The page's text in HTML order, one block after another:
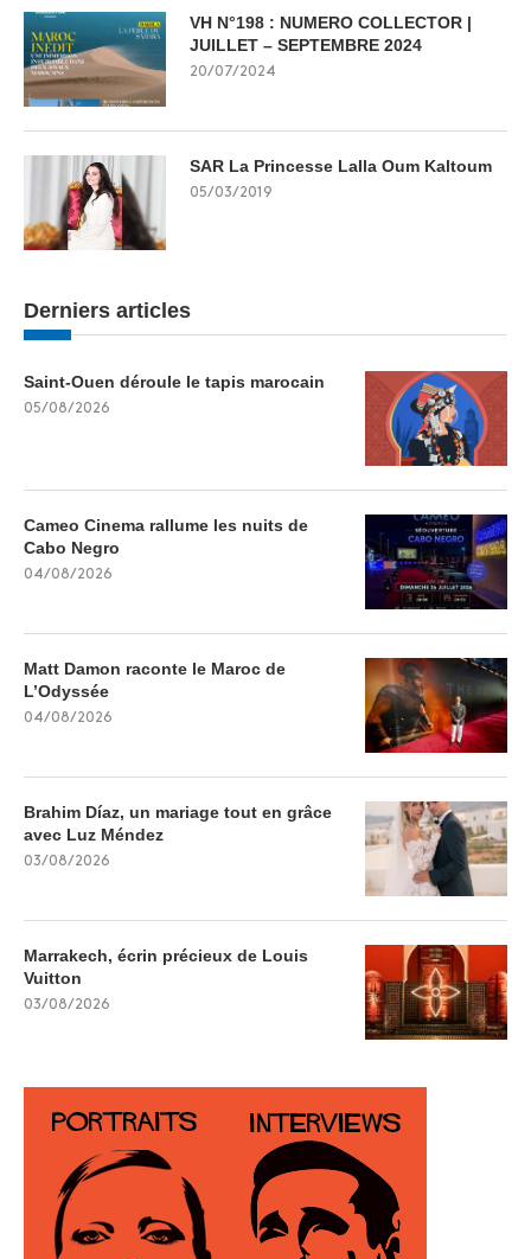
VH N°198 : NUMERO COLLECTOR |
JUILLET – SEPTEMBRE 2024
20/07/2024
SAR La Princesse Lalla Oum Kaltoum
05/03/2019
Derniers articles
Saint-Ouen déroule le tapis marocain
05/08/2026
Cameo Cinema rallume les nuits de
Cabo Negro
04/08/2026
Matt Damon raconte le Maroc de
L’Odyssée
04/08/2026
Brahim Díaz, un mariage tout en grâce
avec Luz Méndez
03/08/2026
Marrakech, écrin précieux de Louis
Vuitton
03/08/2026